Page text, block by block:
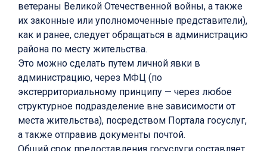
ветераны Великой Отечественной войны, а также
их законные или уполномоченные представители),
как и ранее, следует обращаться в администрацию
района по месту жительства.
Это можно сделать путем личной явки в
администрацию, через МФЦ (по
экстерриториальному принципу — через любое
структурное подразделение вне зависимости от
места жительства), посредством Портала госуслуг,
а также отправив документы почтой.